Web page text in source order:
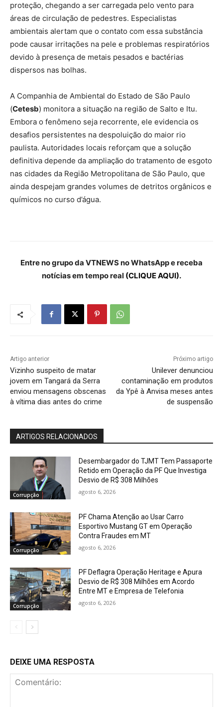
proteção, chegando a ser carregada pelo vento para
áreas de circulação de pedestres. Especialistas
ambientais alertam que o contato com essa substância
pode causar irritações na pele e problemas respiratórios
devido à presença de metais pesados e bactérias
dispersos nas bolhas.
A Companhia de Ambiental do Estado de São Paulo
(Cetesb) monitora a situação na região de Salto e Itu.
Embora o fenômeno seja recorrente, ele evidencia os
desafios persistentes na despoluição do maior rio
paulista. Autoridades locais reforçam que a solução
definitiva depende da ampliação do tratamento de esgoto
nas cidades da Região Metropolitana de São Paulo, que
ainda despejam grandes volumes de detritos orgânicos e
químicos no curso d’água.
Entre no grupo da VTNEWS no WhatsApp e receba
notícias em tempo real (CLIQUE AQUI).
Artigo anterior
Vizinho suspeito de matar
jovem em Tangará da Serra
enviou mensagens obscenas
à vítima dias antes do crime
Próximo artigo
Unilever denunciou
contaminação em produtos
da Ypê à Anvisa meses antes
de suspensão
ARTIGOS RELACIONADOS
Corrupção
Desembargador do TJMT Tem Passaporte
Retido em Operação da PF Que Investiga
Desvio de R$ 308 Milhões
agosto 6, 2026
Corrupção
PF Chama Atenção ao Usar Carro
Esportivo Mustang GT em Operação
Contra Fraudes em MT
agosto 6, 2026
Corrupção
PF Deflagra Operação Heritage e Apura
Desvio de R$ 308 Milhões em Acordo
Entre MT e Empresa de Telefonia
agosto 6, 2026
DEIXE UMA RESPOSTA